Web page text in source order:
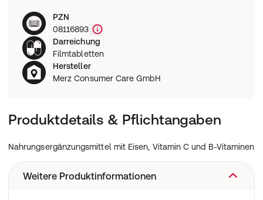
PZN
08116893
Darreichung
Filmtabletten
Hersteller
Merz Consumer Care GmbH
Produktdetails & Pflichtangaben
Nahrungsergänzungsmittel mit Eisen, Vitamin C und B-Vitaminen
Weitere Produktinformationen